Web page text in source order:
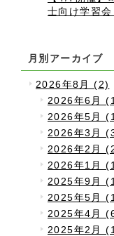
士向け学習
月別アーカイブ
2026年8月 (2)
2026年6月
2026年5月
2026年3月
2026年2月
2026年1月
2025年9月
2025年5月
2025年4月
2025年2月